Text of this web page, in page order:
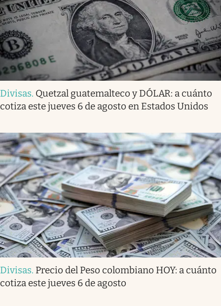
Divisas. Quetzal guatemalteco y DÓLAR: a cuánto
cotiza este jueves 6 de agosto en Estados Unidos
Divisas. Precio del Peso colombiano HOY: a cuánto
cotiza este jueves 6 de agosto